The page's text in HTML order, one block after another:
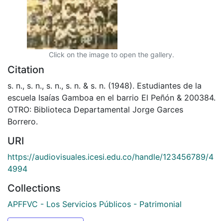
Click on the image to open the gallery.
Citation
s. n., s. n., s. n., s. n. & s. n. (1948). Estudiantes de la
escuela Isaías Gamboa en el barrio El Peñón & 200384.
OTRO: Biblioteca Departamental Jorge Garces
Borrero.
URI
https://audiovisuales.icesi.edu.co/handle/123456789/4
4994
Collections
APFFVC - Los Servicios Públicos - Patrimonial